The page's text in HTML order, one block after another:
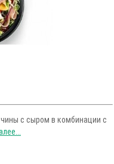
с сыром в комбинации с